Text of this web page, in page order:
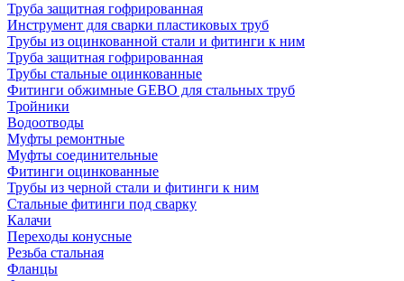
Труба защитная гофрированная
Инструмент для сварки пластиковых труб
Трубы из оцинкованной стали и фитинги к ним
Труба защитная гофрированная
Трубы стальные оцинкованные
Фитинги обжимные GEBO для стальных труб
Тройники
Водоотводы
Муфты ремонтные
Муфты соединительные
Фитинги оцинкованные
Трубы из черной стали и фитинги к ним
Стальные фитинги под сварку
Калачи
Переходы конусные
Резьба стальная
Фланцы